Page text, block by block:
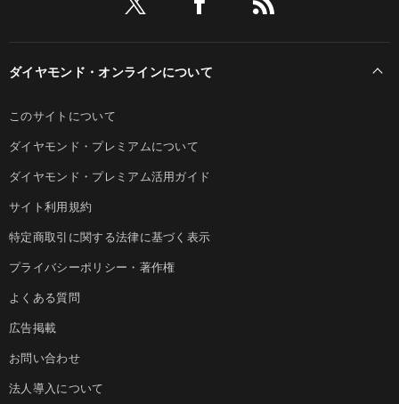
ダイヤモンド・オンラインについて
このサイトについて
ダイヤモンド・プレミアムについて
ダイヤモンド・プレミアム活用ガイド
サイト利用規約
特定商取引に関する法律に基づく表示
プライバシーポリシー・著作権
よくある質問
広告掲載
お問い合わせ
法人導入について